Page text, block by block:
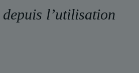
l’utilisation